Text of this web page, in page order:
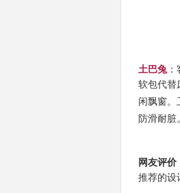
土巴兔：
软包代替
闲飘窗
防滑耐脏。
网友评价
推荐的设